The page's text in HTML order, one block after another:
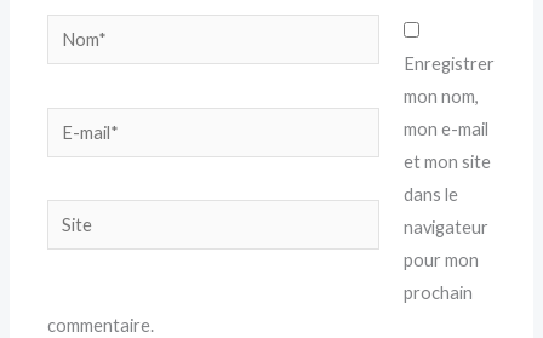
Nom*
E-
mail*
Site
Enregistrer
mon nom,
mon e-mail
et mon site
dans le
navigateur
pour mon
prochain
commentaire.